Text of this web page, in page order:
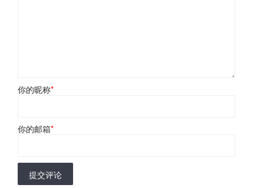
你的昵称*
你的邮箱*
提交评论